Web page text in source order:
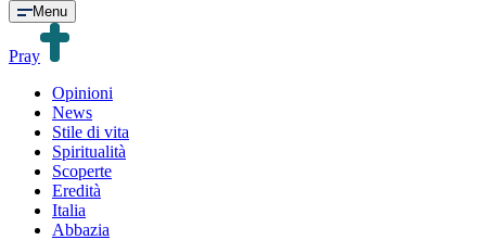
Menu
Pray
Opinioni
News
Stile di vita
Spiritualità
Scoperte
Eredità
Italia
Abbazia